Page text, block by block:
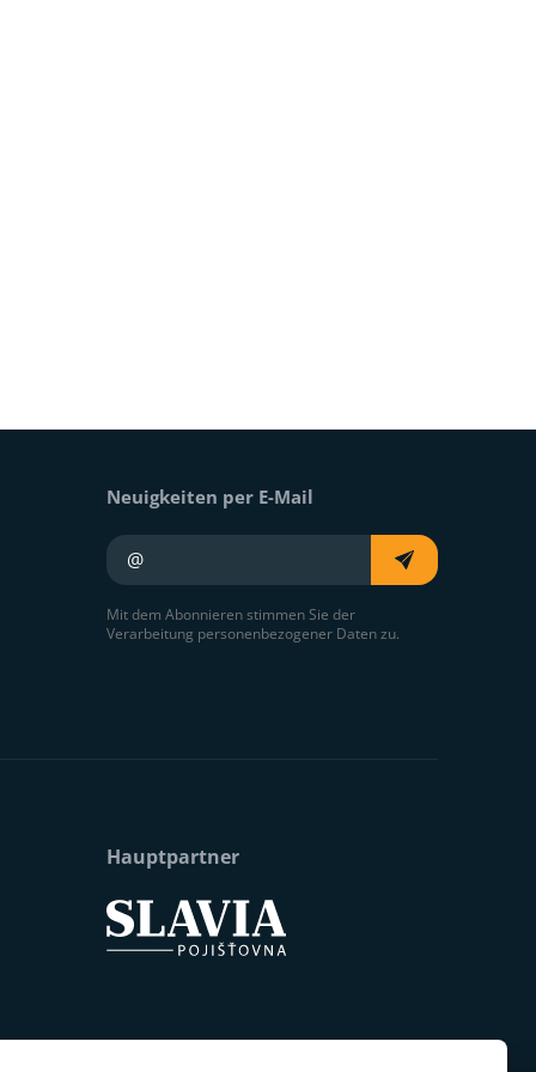
Neuigkeiten per E-Mail
Ihre E-Mail
Mit dem Abonnieren stimmen Sie der
Verarbeitung personenbezogener Daten zu.
Hauptpartner